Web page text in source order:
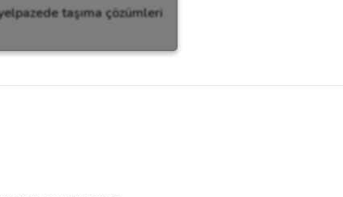
taşıma çözümleri